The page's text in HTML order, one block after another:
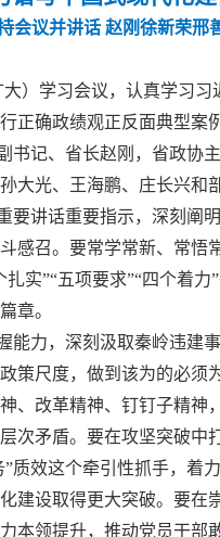
会议并讲话 赵刚徐新荣邢
）学习会议，认真学习
正确政绩观正反面典型案
书记、省长赵刚，省政协
大光、王海鹏、庄长兴和
要讲话重要指示，深刻阐
感召。要常学常新、常悟
扎实”“五项要求”“四个着
章。
能力，深刻汲取秦岭违建
策尺度，做到该为的必须
、改革精神、钉钉子精神
次矛盾。要在攻坚突破中
质效这个牵引性抓手，着
建设取得更大突破。要在
本领提升，推动党员干部